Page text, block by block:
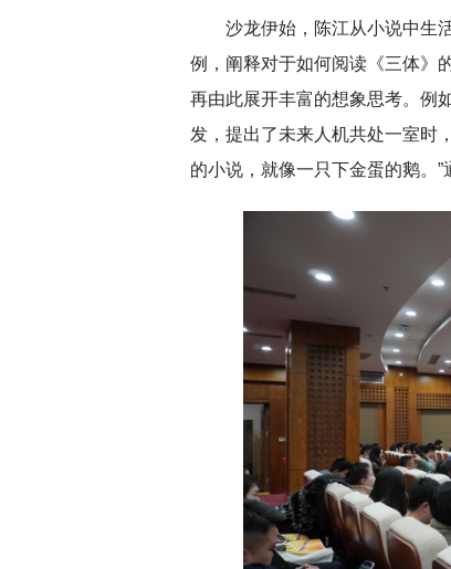
沙龙伊始，陈江从小说中生
例，阐释对于如何阅读《三体》
再由此展开丰富的想象思考。例
发，提出了未来人机共处一室时
的小说，就像一只下金蛋的鹅。
深切缅怀李政